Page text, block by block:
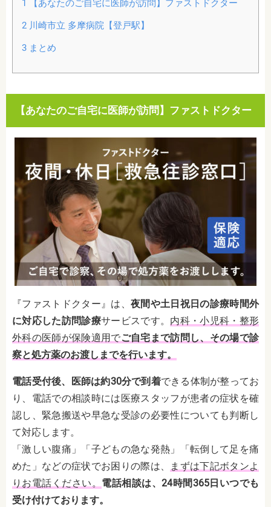
1 【あなたのご自宅に医師が訪問】ファストドクター
2川崎市立 多摩病院【登戸駅】
3まとめ
【あなたのご自宅に医師が訪問】ファストドクター
『ファストドクター』は、 夜間や土日祝日の診療時間外
に対応した訪問診療サービスです。 内科・小児科・整形
外科の医師が保険適用でご自宅まで訪問し、その場で診
察と処方薬のお渡しまでを行います。
電話受付後、医師は約30分で到着できる体制が整ってお
り、電話での相談時には医療スタッフが患者の症状を確
認し、緊急搬送や早急な受診の必要性についても判断し
て対応します。
「激しい腹痛」「子どもの急な発熱」「転倒して足を痛
めた」などの症状でお困りの際は、
まずは下記ボタンよ
りお電話ください。 電話相談は、24時間365日いつでも
受け付けております。